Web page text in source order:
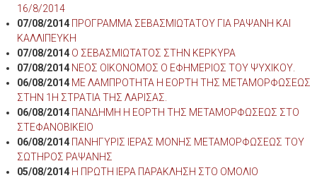
16/8/2014
07/08/2014 ΠΡΟΓΡΑΜΜΑ ΣΕΒΑΣΜΙΩΤΑΤΟΥ ΓΙΑ ΡΑΨΑΝΗ ΚΑΙ
ΚΑΛΛΙΠΕΥΚΗ
07/08/2014 Ο ΣΕΒΑΣΜΙΩΤΑΤΟΣ ΣΤΗΝ ΚΕΡΚΥΡΑ
07/08/2014 ΝΕΟΣ ΟΙΚΟΝΟΜΟΣ Ο ΕΦΗΜΕΡΙΟΣ ΤΟΥ ΨΥΧΙΚΟΥ.
06/08/2014 ΜΕ ΛΑΜΠΡΟΤΗΤΑ Η ΕΟΡΤΗ ΤΗΣ ΜΕΤΑΜΟΡΦΩΣΕΩΣ
ΣΤΗΝ 1Η ΣΤΡΑΤΙΑ ΤΗΣ ΛΑΡΙΣΑΣ.
06/08/2014 ΠΑΝΔΗΜΗ Η ΕΟΡΤΗ ΤΗΣ ΜΕΤΑΜΟΡΦΩΣΕΩΣ ΣΤΟ
ΣΤΕΦΑΝΟΒΙΚΕΙΟ
06/08/2014 ΠΑΝΗΓΥΡΙΣ ΙΕΡΑΣ ΜΟΝΗΣ ΜΕΤΑΜΟΡΦΩΣΕΩΣ ΤΟΥ
ΣΩΤΗΡΟΣ ΡΑΨΑΝΗΣ
05/08/2014 Η ΠΡΩΤΗ ΙΕΡΑ ΠΑΡΑΚΛΗΣΗ ΣΤΟ ΟΜΟΛΙΟ